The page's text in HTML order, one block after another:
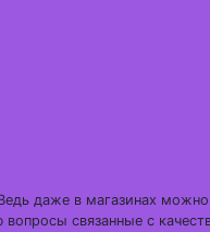
даже в магазинах
связанные с